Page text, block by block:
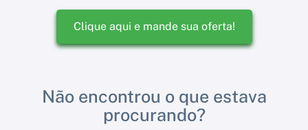
Clique aqui e mande sua oferta!
Não encontrou o que estava
procurando?